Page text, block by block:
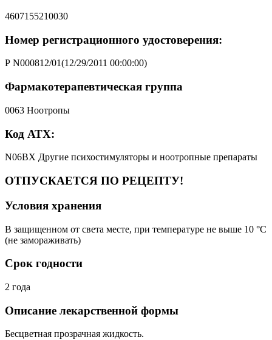
4607155210030
Номер регистрационного удостоверения:
Р N000812/01(12/29/2011 00:00:00)
Фармакотерапевтическая группа
0063 Ноотропы
Код АТХ:
N06BX Другие психостимуляторы и ноотропные препараты
ОТПУСКАЕТСЯ ПО РЕЦЕПТУ!
Условия хранения
В защищенном от света месте, при температуре не выше 10 °C
(не замораживать)
Срок годности
2 года
Описание лекарственной формы
Бесцветная прозрачная жидкость.